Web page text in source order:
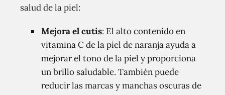
salud de la piel:
Mejora el cutis: El alto contenido en
vitamina C de la piel de naranja ayuda a
mejorar el tono de la piel y proporciona
un brillo saludable. También puede
reducir las marcas y manchas oscuras de